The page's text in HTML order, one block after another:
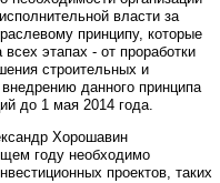
власти за
принципу, которые
этапах - от проработки
строительных и
данного принципа
до 1 мая 2014 года.
Хорошавин
году необходимо
проектов, таких